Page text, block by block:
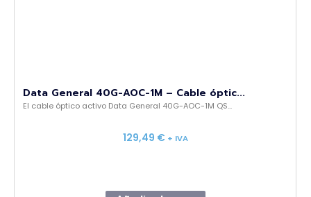
Data General 40G-AOC-1M – Cable óptic...
El cable óptico activo Data General 40G-AOC-1M QS...
129,49 € + IVA